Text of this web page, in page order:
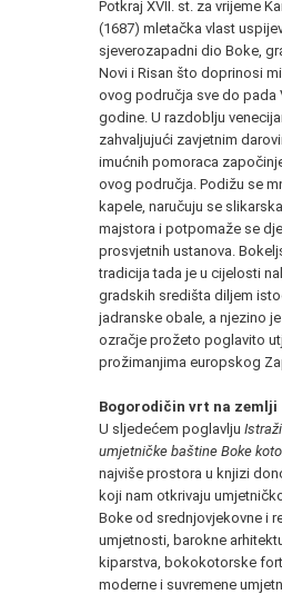
Potkraj XVII. st. za vrijeme
(1687) mletačka vlast
sjeverozapadni dio Boke,
Novi i Risan što doprinosi
ovog područja sve do pada
godine. U razdoblju
zahvaljujući zavjetnim
imućnih pomoraca
ovog područja. Podižu se
kapele, naručuju se
majstora i potpomaže se
prosvjetnih ustanova.
tradicija tada je u cijelosti
gradskih središta diljem
jadranske obale, a njezino
ozračje prožeto poglavito
prožimanjima europskog
Bogorodičin vrt na zemlji
U sljedećem poglavlju
umjetničke baštine Boke
najviše prostora u knjizi
koji nam otkrivaju
Boke od srednjovjekovne i
umjetnosti, barokne
kiparstva, bokokotorske
moderne i suvremene